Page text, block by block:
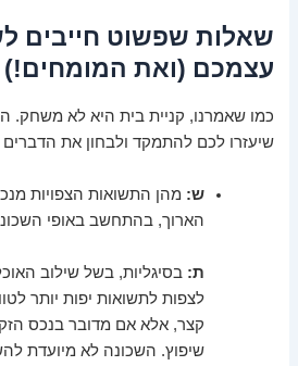
שאלות שפשוט חייבים
עצמכם (ואת המומחים!)
כמו שאמרנו, קניית בית היא לא משחק.
שיעזרו לכם להתמקד ולבחון את
ש: מהן התשואות הצפויות
הארוך, בהתחשב באופי
ת: בסיגליות, בשל שילוב
לצפות לתשואות יפות יותר
קצר, אלא אם מדובר בנכס
שיפוץ. השכונה לא מיועדת